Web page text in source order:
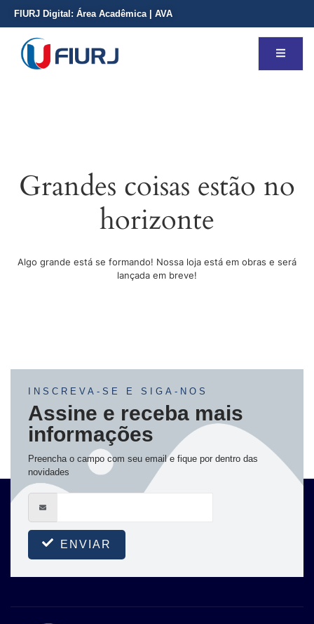
FIURJ Digital: Área Acadêmica AVA
Grandes coisas estão no
horizonte
Algo grande está se formando! Nossa loja está em obras e será
lançada em breve!
INSCREVA-SE E SIGA-NOS
Assine e receba mais
informações
Preencha o campo com seu email e fique por dentro das
novidades
ENVIAR